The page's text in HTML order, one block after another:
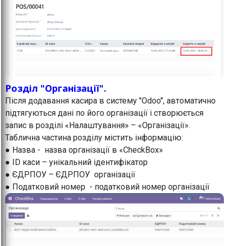
Розділ "Організації".
Після додавання касира в систему "Odoo", автоматично
підтягуються дані по його організації і створюється
запис в розділі «Налаштування» – «Організації».
Таблична частина розділу містить інформацію:
● Назва - назва організації в «CheckBox»
● ID каси – унікальний ідентифікатор
● ЄДРПОУ – ЄДРПОУ організації
● Податковий номер - податковий номер організації